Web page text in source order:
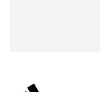
Bildgalerie